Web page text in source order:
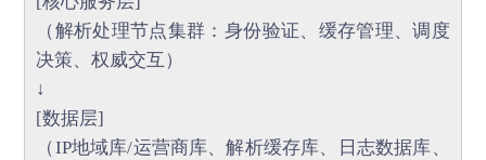
（解析处理节点集群：身份验证、缓存管理、调度
决策、权威交互）
↓
[数据层]
（IP地域库/运营商库、解析缓存库、日志数据库、